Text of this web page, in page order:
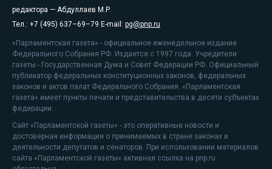
редактора — Абдуллаев М.Р.
Тел.: +7 (495) 637–69–79 E-mail: pg@pnp.ru
«Парламентская газета» - официальное еженедельное издание
Федерального Собрания РФ. Издается с 1997 года. Учредители
газеты - Государственная Дума и Совет Федерации РФ. Официальный
публикатор федеральных конституционных законов, федеральных
законов и актов палат Федерального Собрания. «Парламентская
газета» имеет пункты печати и представительства в десяти субъектах
федерации.
Сайт «Парламентской газеты» - это оперативные новости и
достоверная информация о принимаемых в стране законах и
деятельности депутатов и сенаторов. При использовании материалов
сайта «Парламентской газеты» активная ссылка на pnp.ru